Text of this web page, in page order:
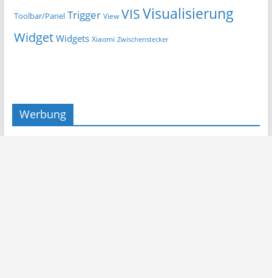
Toolbar/Panel Trigger View VISVisualisierung
Widget Widgets Xiaomi Zwischenstecker
Werbung